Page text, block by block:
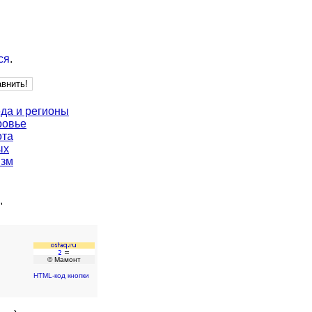
.
и регионы
© Мамонт
HTML-код кнопки